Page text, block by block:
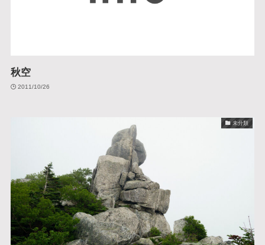
秋空
2011/10/26
未分類